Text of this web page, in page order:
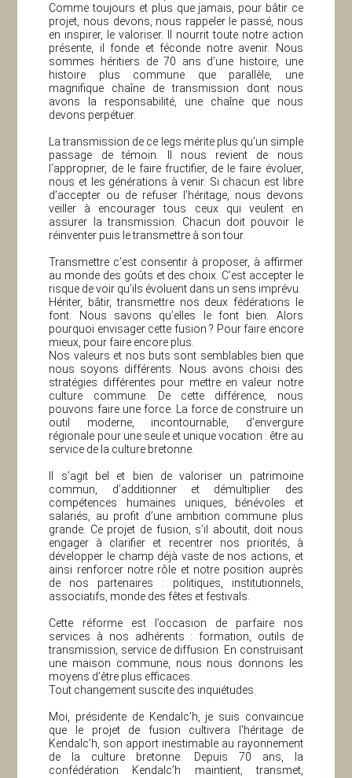
Comme toujours et plus que jamais, pour bâtir ce
projet, nous devons, nous rappeler le passé, nous
en inspirer, le valoriser. Il nourrit toute notre action
présente, il fonde et féconde notre avenir. Nous
sommes héritiers de 70 ans d’une histoire, une
histoire plus commune que parallèle, une
magnifique chaîne de transmission dont nous
avons la responsabilité, une chaîne que nous
devons perpétuer.
La transmission de ce legs mérite plus qu’un simple
passage de témoin. Il nous revient de nous
l’approprier, de le faire fructifier, de le faire évoluer,
nous et les générations à venir. Si chacun est libre
d’accepter ou de refuser l’héritage, nous devons
veiller à encourager tous ceux qui veulent en
assurer la transmission. Chacun doit pouvoir le
réinventer puis le transmettre à son tour.
Transmettre c’est consentir à proposer, à affirmer
au monde des goûts et des choix. C’est accepter le
risque de voir qu’ils évoluent dans un sens imprévu.
Hériter, bâtir, transmettre nos deux fédérations le
font. Nous savons qu’elles le font bien. Alors
pourquoi envisager cette fusion ? Pour faire encore
mieux, pour faire encore plus.
Nos valeurs et nos buts sont semblables bien que
nous soyons différents. Nous avons choisi des
stratégies différentes pour mettre en valeur notre
culture commune. De cette différence, nous
pouvons faire une force. La force de construire un
outil moderne, incontournable, d’envergure
régionale pour une seule et unique vocation : être au
service de la culture bretonne.
Il s’agit bel et bien de valoriser un patrimoine
commun, d’additionner et démultiplier des
compétences humaines uniques, bénévoles et
salariés, au profit d’une ambition commune plus
grande. Ce projet de fusion, s’il aboutit, doit nous
engager à clarifier et recentrer nos priorités, à
développer le champ déjà vaste de nos actions, et
ainsi renforcer notre rôle et notre position auprès
de nos partenaires : politiques, institutionnels,
associatifs, monde des fêtes et festivals.
Cette réforme est l’occasion de parfaire nos
services à nos adhérents : formation, outils de
transmission, service de diffusion. En construisant
une maison commune, nous nous donnons les
moyens d’être plus efficaces.
Tout changement suscite des inquiétudes.
Moi, présidente de Kendalc’h, je suis convaincue
que le projet de fusion cultivera l’héritage de
Kendalc’h, son apport inestimable au rayonnement
de la culture bretonne. Depuis 70 ans, la
confédération Kendalc’h maintient, transmet,